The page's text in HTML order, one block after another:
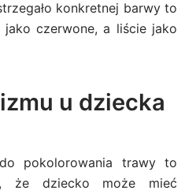
konkretnej barwy to
czerwone, a liście jako
u dziecka
pokolorowania trawy to
że dziecko może mieć